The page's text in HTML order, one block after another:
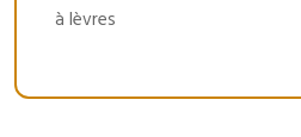
à lèvres